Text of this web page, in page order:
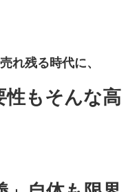
れ残る時代に、
性もそんな高